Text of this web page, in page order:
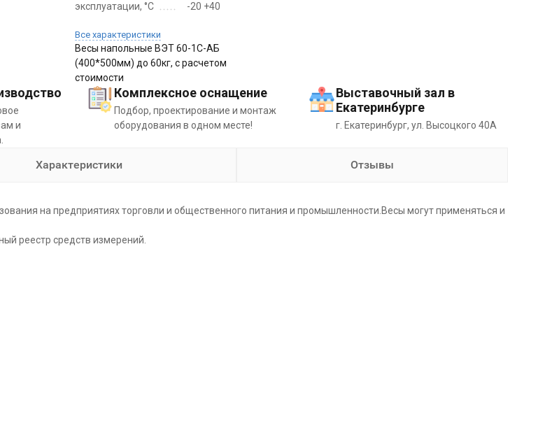
Весы напольные ВЭТ 60-1С-АБ
(400*500мм) до 60кг, с расчетом
стоимости
эксплуатации, °C
-20 +40
Все характеристики
и
Комплексное оснащение
Подбор, проектирование и монтаж
оборудования в одном месте!
Выставочный зал в
Екатеринбурге
г. Екатеринбург, ул. Высоцкого 40А
Характеристики Отзывы
на предприятиях торговли и общественного питания и промышленности.Весы могут применяться и
реестр средств измерений.